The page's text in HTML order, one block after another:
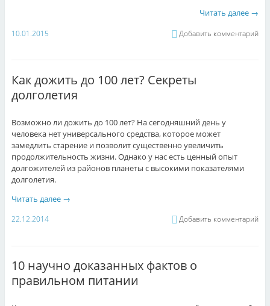
Читать далее →
10.01.2015 Добавить комментарий
Как дожить до 100 лет? Секреты
долголетия
Возможно ли дожить до 100 лет? На сегодняшний день у
человека нет универсального средства, которое может
замедлить старение и позволит существенно увеличить
продолжительность жизни. Однако у нас есть ценный опыт
долгожителей из районов планеты с высокими показателями
долголетия.
Читать далее →
22.12.2014 Добавить комментарий
10 научно доказанных фактов о
правильном питании